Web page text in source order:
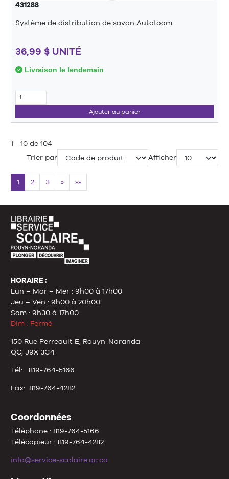
431288
Système de distribution de savon Autofoam
36,99 $ UNITÉ
Livraison le lendemain
Ajouter au panier
1 - 10 de 104
Trier par
Afficher
1 2 3 » »»
HORAIRE :
Lun – Mar – Mer : 9h00 à 17h00
Jeu – Ven : 9h00 à 20h00
Sam : 9h30 à 17h00
Dim : Fermé
150 Rue Perreault E, Rouyn-Noranda
QC, J9X 3C4
Tél: 819-764-5166
Fax: 819-764-4282
Coordonnées
Téléphone : 819-764-5166
Télécopieur : 819-764-4282
info@service-scolaire.qc.ca